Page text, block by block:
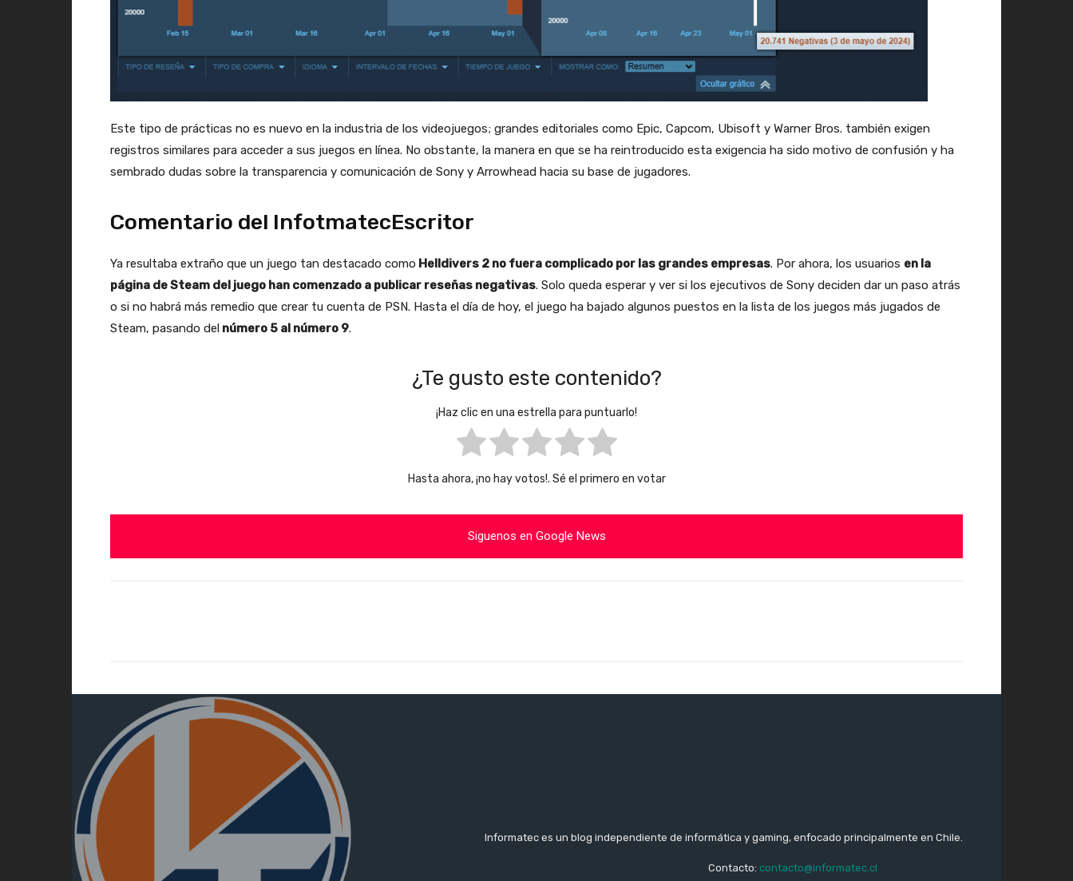
Este tipo de prácticas no es nuevo en la industria de los videojuegos; grandes editoriales como Epic, Capcom, Ubisoft y Warner Bros. también exigen
registros similares para acceder a sus juegos en línea. No obstante, la manera en que se ha reintroducido esta exigencia ha sido motivo de confusión y ha
sembrado dudas sobre la transparencia y comunicación de Sony y Arrowhead hacia su base de jugadores.
Comentario del InfotmatecEscritor
Ya resultaba extraño que un juego tan destacado como Helldivers 2 no fuera complicado por las grandes empresas. Por ahora, los usuarios en la
página de Steam del juego han comenzado a publicar reseñas negativas. Solo queda esperar y ver si los ejecutivos de Sony deciden dar un paso atrás
o si no habrá más remedio que crear tu cuenta de PSN. Hasta el día de hoy, el juego ha bajado algunos puestos en la lista de los juegos más jugados de
Steam, pasando del número 5 al número 9.
¿Te gusto este contenido?
¡Haz clic en una estrella para puntuarlo!
Hasta ahora, ¡no hay votos!. Sé el primero en votar
Siguenos en Google News
Informatec es un blog independiente de informática y gaming, enfocado principalmente en Chile.
Contacto: contacto@informatec.cl